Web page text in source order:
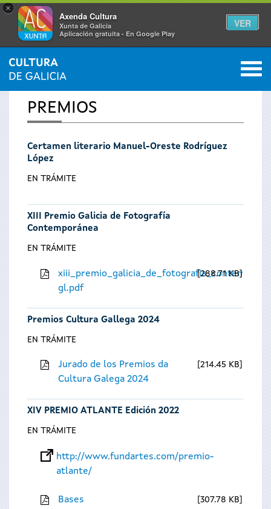
×
Axenda Cultura
Xunta de Galicia
Aplicación gratuíta - En Google Play
VER
Se
encuentra
usted
aquí
INICIO 0
PREMIOS
Certamen literario Manuel-Oreste Rodríguez
López
EN TRÁMITE
XIII Premio Galicia de Fotografía
Contemporánea
EN TRÁMITE
gl.pdf
288.71 KB
Premios Cultura Gallega 2024
EN TRÁMITE
Jurado de los Premios da
Cultura Galega 2024
214.45 KB
XIV PREMIO ATLANTE Edición 2022
EN TRÁMITE
http://www.fundartes.com/premio-
atlante/
Bases
307.78 KB